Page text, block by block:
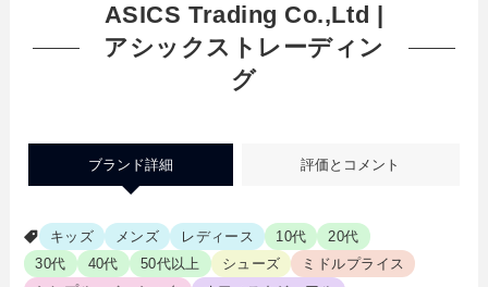
ASICS Trading Co.,Ltd |
アシックストレーディン
グ
ブランド詳細 評価とコメント
キッズ メンズ レディース 10代
20代
30代
40代 50代以上 シューズ
ミドルプライス